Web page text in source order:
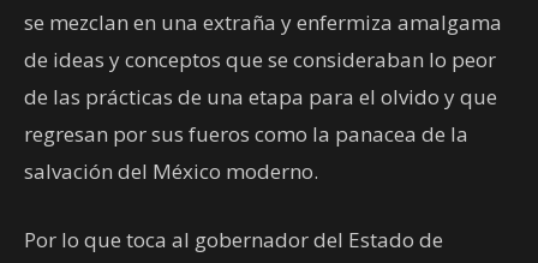
se mezclan en una extraña y enfermiza amalgama
de ideas y conceptos que se consideraban lo peor
de las prácticas de una etapa para el olvido y que
regresan por sus fueros como la panacea de la
salvación del México moderno.
Por lo que toca al gobernador del Estado de